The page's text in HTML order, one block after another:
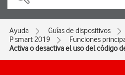
Ayuda Guías de dispositivos
P smart 2019
Funciones
Activa o desactiva el uso del código